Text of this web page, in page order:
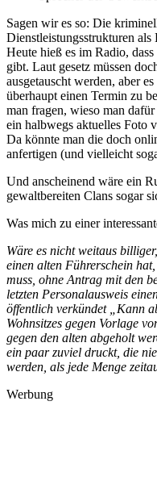
Sagen wir es so: Die
Dienstleistungsstrukturen
Heute hieß es im Radio,
gibt. Laut gesetz müssen
ausgetauscht werden, aber
überhaupt einen Termin zu
man fragen, wieso man
ein halbwegs aktuelles Foto
Da könnte man die doch
anfertigen (und vielleicht
Und anscheinend wäre ein
gewaltbereiten Clans sogar
Was mich zu einer
Wäre es nicht weitaus
einen alten Führerschein
muss, ohne Antrag mit den
letzten Personalausweis
öffentlich verkündet „Kann
Wohnsitzes gegen Vorlage
gegen den alten abgeholt
ein paar zuviel druckt, die
werden, als jede Menge
Werbung